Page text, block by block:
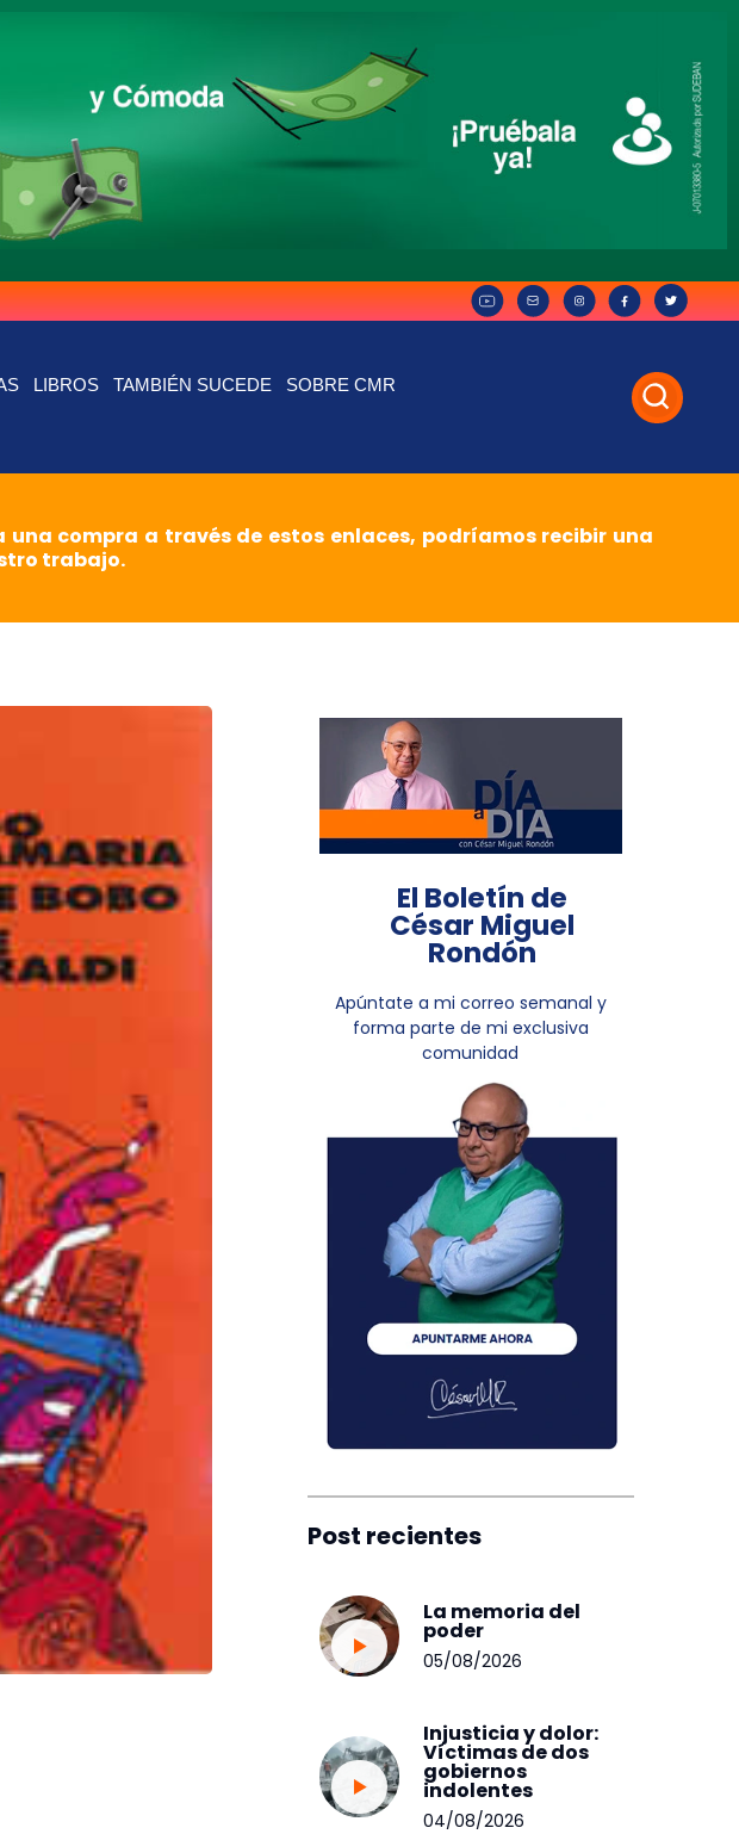
LIBROS TAMBIÉN SUCEDE SOBRE CMR
una compra a través de estos enlaces, podríamos recibir una
trabajo.
El Boletín de
César Miguel
Rondón
Apúntate a mi correo semanal y
forma parte de mi exclusiva
comunidad
Post recientes
La memoria del
poder
05/08/2026
Injusticia y dolor:
Víctimas de dos
gobiernos
indolentes
04/08/2026